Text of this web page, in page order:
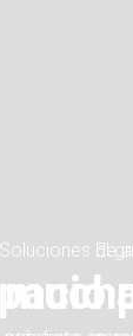
Soluciones de